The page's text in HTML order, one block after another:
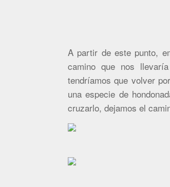
A partir de este punto,
camino que nos
tendríamos que volver
una especie de
cruzarlo, dejamos el